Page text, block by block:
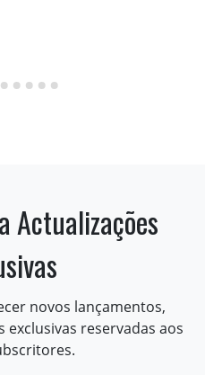
Actualizações
novos lançamentos,
reservadas aos